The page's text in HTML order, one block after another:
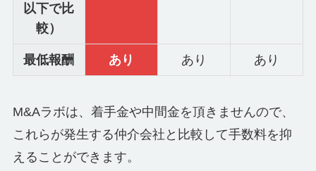
以下で比
較）
最低報酬 あり あり あり
M&Aラボは、着手金や中間金を頂きませんので、
これらが発生する仲介会社と比較して手数料を抑
えることができます。